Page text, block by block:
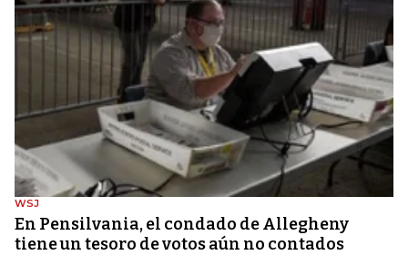
WSJ
En Pensilvania, el condado de Allegheny
tiene un tesoro de votos aún no contados